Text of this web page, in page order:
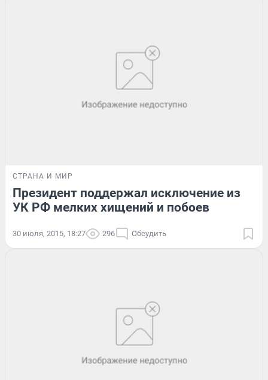
СТРАНА И МИР
Президент поддержал исключение из
УК РФ мелких хищений и побоев
30 июля, 2015, 18:27 296 Обсудить